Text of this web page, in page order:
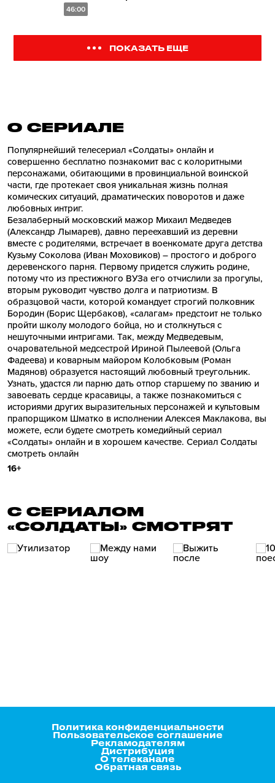
46:00
ПОКАЗАТЬ ЕЩЕ
О СЕРИАЛE
Популярнейший телесериал «Солдаты» онлайн и
совершенно бесплатно познакомит вас с колоритными
персонажами, обитающими в провинциальной воинской
части, где протекает своя уникальная жизнь полная
комических ситуаций, драматических поворотов и даже
любовных интриг.
Безалаберный московский мажор Михаил Медведев
(Александр Лымарев), давно переехавший из деревни
вместе с родителями, встречает в военкомате друга детства
Кузьму Соколова (Иван Моховиков) – простого и доброго
деревенского парня. Первому придется служить родине,
потому что из престижного ВУЗа его отчислили за прогулы,
вторым руководит чувство долга и патриотизм. В
образцовой части, которой командует строгий полковник
Бородин (Борис Щербаков), «салагам» предстоит не только
пройти школу молодого бойца, но и столкнуться с
нешуточными интригами. Так, между Медведевым,
очаровательной медсестрой Ириной Пылеевой (Ольга
Фадеева) и коварным майором Колобковым (Роман
Мадянов) образуется настоящий любовный треугольник.
Узнать, удастся ли парню дать отпор старшему по званию и
завоевать сердце красавицы, а также познакомиться с
историями других выразительных персонажей и культовым
прапорщиком Шматко в исполнении Алексея Маклакова, вы
можете, если будете смотреть комедийный сериал
«Солдаты» онлайн и в хорошем качестве. Сериал Солдаты
смотреть онлайн
16+
С СЕРИАЛОМ
«СОЛДАТЫ» СМОТРЯТ
Политика конфиденциальности
Пользовательское соглашение
Рекламодателям
Дистрибуция
О телеканале
Обратная связь